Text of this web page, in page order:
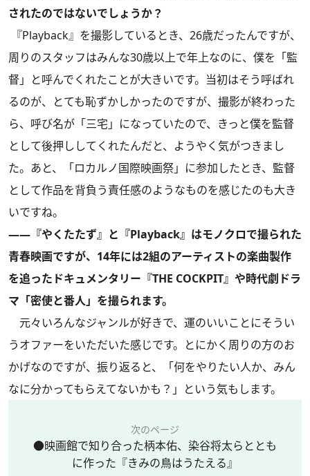
されたのではないでしょうか？
『Playback』を撮影しているとき、26歳だったんですが、
周りのスタッフはみんな30歳以上で年上なのに、僕を「監
督」と呼んでくれたことが大きいです。当初はそう呼ばれ
るのが、とても恥ずかしかったのですが、撮影が終わった
ら、呼び名が「三宅」になっていたので、きっと僕を監督
として後押ししてくれたんだと、ようやく気がつきまし
た。あと、「ロカルノ国際映画祭」に参加したとき、監督
として作品を背負う責任感のようなものを感じたのも大き
いですね。
――『やくたたず』と『Playback』はモノクロで撮られた
青春映画ですが、14年には2組のアーティストの楽曲製作
を追ったドキュメンタリー『THE COCKPIT』や時代劇ドラ
マ「密使と番人」を撮られます。
元々いろんなジャンルが好きで、運のいいことにそうい
うオファーをいただいた感じです。とにかく周りの方のお
かげなのですが、振り返ると、「何をやりたい人か、みん
なに分かってもらえてないかも？」という気もします。
次のページ
●映画館で知り合った柄本佑、染谷将太らととも
に作った『きみの鳥はうたえる』